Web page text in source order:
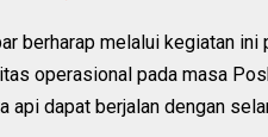
berharap melalui kegiatan
operasional pada masa
api dapat berjalan dengan